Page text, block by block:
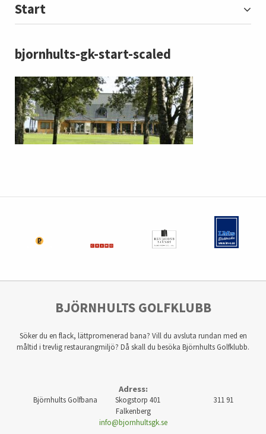
Start
bjornhults-gk-start-scaled
BJÖRNHULTS GOLFKLUBB
Söker du en flack, lättpromenerad bana? Vill du avsluta rundan med en
måltid i trevlig restaurangmiljö? Då skall du besöka Björnhults Golfklubb.
Adress:
Björnhults Golfbana Skogstorp 401 311 91
Falkenberg
info@bjornhultsgk.se